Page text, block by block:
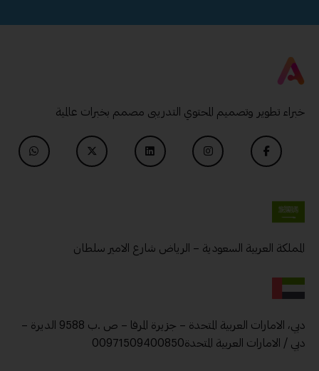
خبراء تطوير وتصميم المحتوي التدريبى مصمم بخبرات عالمية
المملكة العربية السعودية – الرياض شارع الامير سلطان
دبي، الامارات العربية المتحدة – جزيرة المرفا – ص .ب 9588 الديرة –
دبي / الامارات العربية المتحدة00971509400850